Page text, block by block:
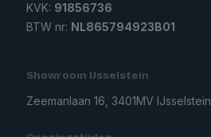
KVK: 91856736
BTW nr: NL865794923B01
Showroom IJsselstein
Zeemanlaan 16, 3401MV IJsselstein